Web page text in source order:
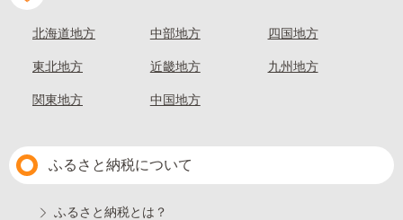
北海道地方
東北地方
関東地方
中部地方
近畿地方
中国地方
四国地方
九州地方
ふるさと納税について
ふるさと納税とは？